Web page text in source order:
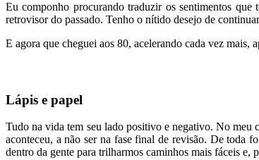
Eu componho procurando traduzir os sentimentos
retrovisor do passado. Tenho o nítido desejo de
E agora que cheguei aos 80, acelerando cada vez
Lápis e papel
Tudo na vida tem seu lado positivo e negativo. No meu
aconteceu, a não ser na fase final de revisão. De toda
dentro da gente para trilharmos caminhos mais fáceis e,